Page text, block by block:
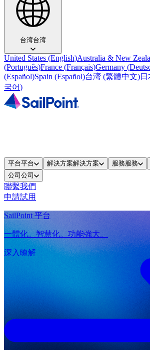
台湾台湾
United States (English)Australia & New
(Português)France (Français)Germany (
(Español)Spain (Español)台湾 (繁體中文)
국어)
平台平台 解決方案解決方案 服務服務
公司 公司
聯繫我們
申請試用
SailPoint 平台
一體化。智慧化。功能強大。
深入瞭解